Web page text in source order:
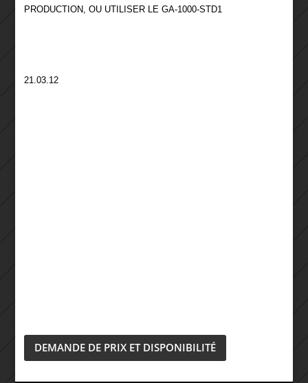
PRODUCTION, OU UTILISER LE GA-1000-STD1
21.03.12
DEMANDE DE PRIX ET DISPONIBILITÉ